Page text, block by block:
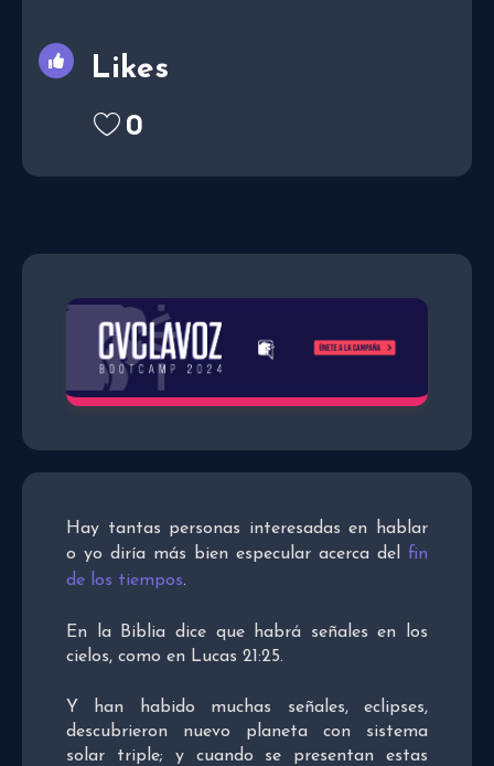
Hay tantas personas interesadas en hablar
o yo diría más bien especular acerca del fin
de los tiempos.
En la Biblia dice que habrá señales en los
cielos, como en Lucas 21:25.
Y han habido muchas señales, eclipses,
descubrieron nuevo planeta con sistema
solar triple; y cuando se presentan estas
Likes
0